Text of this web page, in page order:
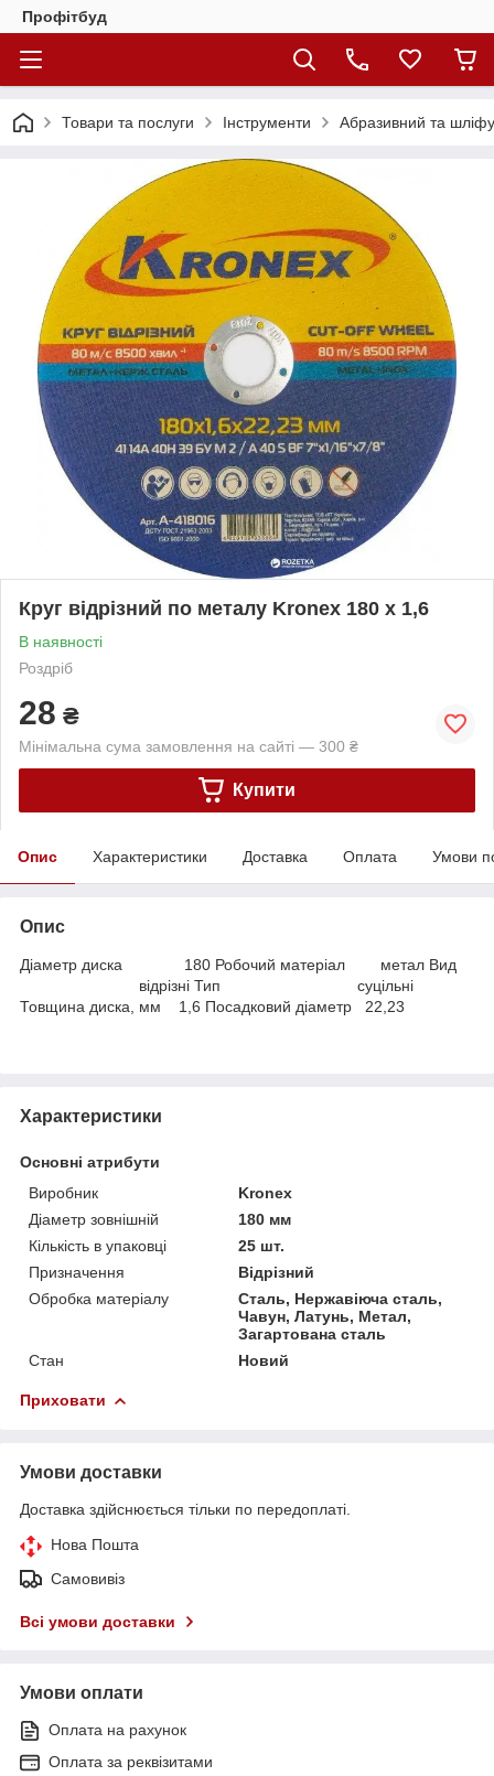
Профітбуд
Товари та послуги Інструменти Абразивний та
Круг відрізний по металу Kronex 180 х 1,6
В наявності
Роздріб
28 ₴
Мінімальна сума замовлення на сайті — 300 ₴
Купити
Опис Характеристики Доставка Оплата Умови
Опис
Діаметр диска 180 Робочий матеріал метал Вид
відрізні Тип суцільні
Товщина диска, мм 1,6 Посадковий діаметр 22,23
Характеристики
Основні атрибути
Виробник
Kronex
Діаметр зовнішній
180 мм
Кількість в упаковці
25 шт.
Призначення
Відрізний
Обробка матеріалу
Сталь, Нержавіюча сталь,
Чавун, Латунь, Метал,
Загартована сталь
Стан
Новий
Приховати
Умови доставки
Доставка здійснюється тільки по передоплаті.
Нова Пошта
Самовивіз
Всі умови доставки
Умови оплати
Оплата на рахунок
Оплата за реквізитами